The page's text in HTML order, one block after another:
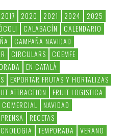
2017 2020 2021 2024
2025
CALABACÍN
CALENDARIO
CAMPAÑA NAVIDAD
CIRCULARS
COEMFE
EN CATALÀ
EXPORTAR FRUTAS Y HORTALIZAS
ATTRACTION
FRUIT LOGISTICA
NAVIDAD
PRENSA
RECETAS
TEMPORADA VERANO